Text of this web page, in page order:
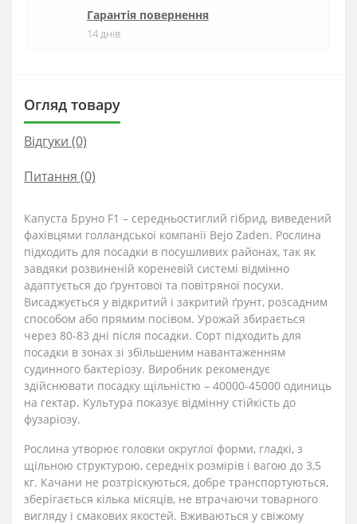
Гарантія повернення
14 днів
Огляд товару
Відгуки (0)
Питання (0)
Капуста Бруно F1 – середньостиглий гібрид, виведений
фахівцями голландської компанії Bejo Zaden. Рослина
підходить для посадки в посушливих районах, так як
завдяки розвиненій кореневій системі відмінно
адаптується до ґрунтової та повітряної посухи.
Висаджується у відкритий і закритий ґрунт, розсадним
способом або прямим посівом. Урожай збирається
через 80-83 дні після посадки. Сорт підходить для
посадки в зонах зі збільшеним навантаженням
судинного бактеріозу. Виробник рекомендує
здійснювати посадку щільністю – 40000-45000 одиниць
на гектар. Культура показує відмінну стійкість до
фузаріозу.
Рослина утворює головки округлої форми, гладкі, з
щільною структурою, середніх розмірів і вагою до 3,5
кг. Качани не розтріскуються, добре транспортуються,
зберігається кілька місяців, не втрачаючи товарного
вигляду і смакових якостей. Вживаються у свіжому